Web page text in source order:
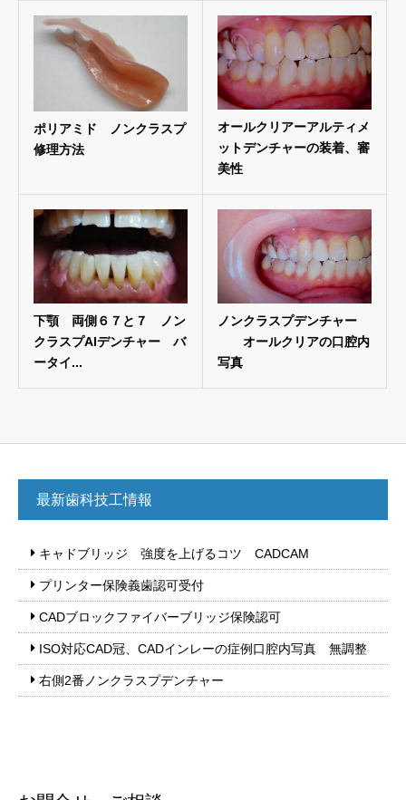
ポリアミド ノンクラスプ
修理方法
オールクリアーアルティメ
ットデンチャーの装着、審
美性
下顎 両側６７と７ ノン
クラスプAIデンチャー バ
ータイ...
ノンクラスプデンチャー
オールクリアの口腔内
写真
最新歯科技工情報
キャドブリッジ 強度を上げるコツ CADCAM
プリンター保険義歯認可受付
CADブロックファイバーブリッジ保険認可
ISO対応CAD冠、CADインレーの症例口腔内写真 無調整
右側2番ノンクラスプデンチャー